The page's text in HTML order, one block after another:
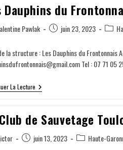
Dauphins du
Pawlak juin 23, 2023
la structure : Les Dauphins du Frontonnais
Tel : 07 71 05
La Lecture
de Sauvetage
juin 13, 2023 Haute-